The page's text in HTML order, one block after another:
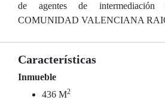
de agentes de
COMUNIDAD VALENCIANA
Características
Inmueble
436 M2